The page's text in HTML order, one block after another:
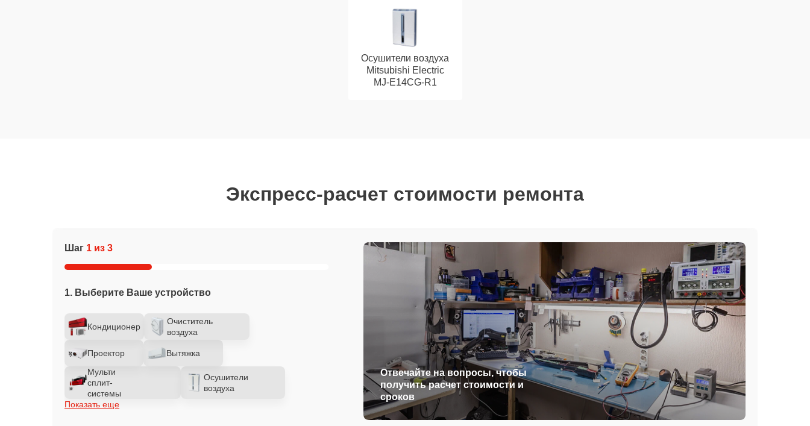
Осушители воздуха
Mitsubishi Electric
MJ-E14CG-R1
Экспресс-расчет стоимости ремонта
Шаг 1 из 3
1. Выберите Ваше устройство
Кондиционер
Очиститель
воздуха
Проектор
Вытяжка
Мульти
сплит-
системы
Осушители
воздуха
Показать еще
Отвечайте на вопросы, чтобы
получить расчет стоимости и
сроков